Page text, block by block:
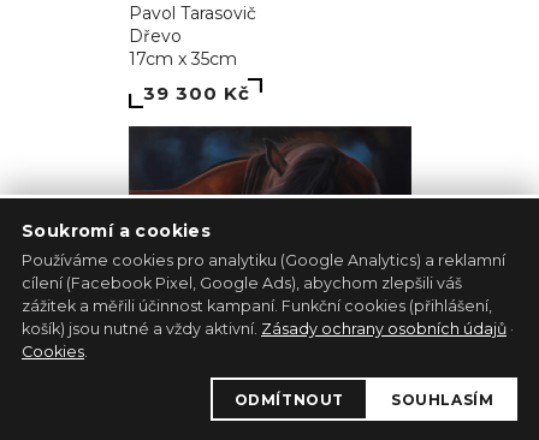
Pavol Tarasovič
Dřevo
17cm x 35cm
39 300 Kč
Kůň - bílá lucernička
Soukromí a cookies
Používáme cookies pro analytiku (Google Analytics) a reklamní
cílení (Facebook Pixel, Google Ads), abychom zlepšili váš
zážitek a měřili účinnost kampaní. Funkční cookies (přihlášení,
košík) jsou nutné a vždy aktivní. Zásady ochrany osobních údajů ·
Cookies.
ODMÍTNOUT SOUHLASÍM